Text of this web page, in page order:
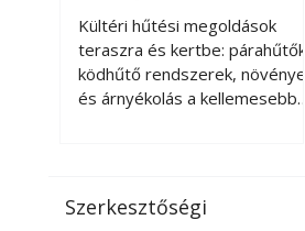
kellemesebbé a
teraszt és a kertet?
Kültéri hűtési megoldások
teraszra és kertbe: párahűtők,
ködhűtő rendszerek, növények
és árnyékolás a kellemesebb
jelentőséget kapott, ahogy a
nyári hőhullámok gyakoribbá és
Szerkesztőségi